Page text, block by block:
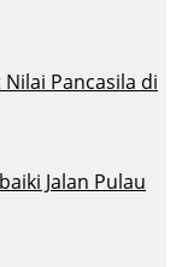
Pancasila di
Jalan Pulau